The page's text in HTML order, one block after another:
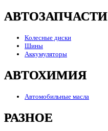
АВТОЗАПЧАСТИ
Колесные диски
Шины
Аккумуляторы
АВТОХИМИЯ
Автомобильные масла
РАЗНОЕ